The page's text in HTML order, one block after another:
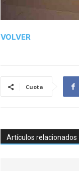
VOLVER
Cuota
Artículos relacionados